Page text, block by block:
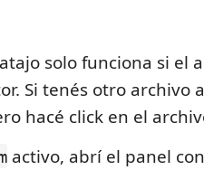
solo funciona si el
Si tenés otro archivo
hacé click en el
activo, abrí el panel